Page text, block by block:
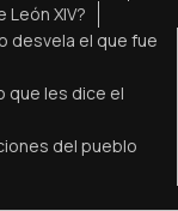
XIV?
desvela el que fue
que les dice el
del pueblo